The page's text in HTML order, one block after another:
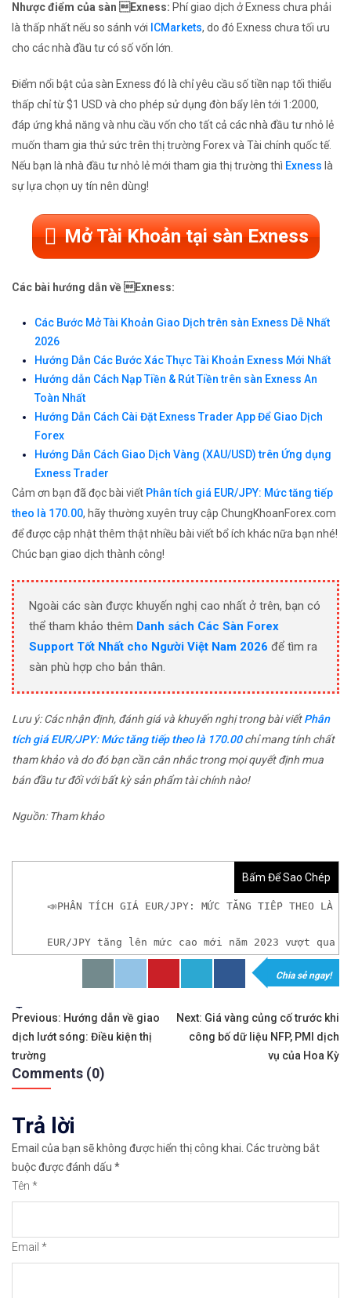
Nhược điểm của sàn Exness: Phí giao dịch ở Exness chưa phải
là thấp nhất nếu so sánh với ICMarkets, do đó Exness chưa tối ưu
cho các nhà đầu tư có số vốn lớn.
Điểm nổi bật của sàn Exness đó là chỉ yêu cầu số tiền nạp tối thiểu
thấp chỉ từ $1 USD và cho phép sử dụng đòn bẩy lên tới 1:2000,
đáp ứng khả năng và nhu cầu vốn cho tất cả các nhà đầu tư nhỏ lẻ
muốn tham gia thử sức trên thị trường Forex và Tài chính quốc tế.
Nếu bạn là nhà đầu tư nhỏ lẻ mới tham gia thị trường thì Exness là
sự lựa chọn uy tín nên dùng!
Mở Tài Khoản tại sàn Exness
Các bài hướng dẫn về Exness:
Các Bước Mở Tài Khoản Giao Dịch trên sàn Exness Dễ Nhất
2026
Hướng Dẫn Các Bước Xác Thực Tài Khoản Exness Mới Nhất
Hướng dẫn Cách Nạp Tiền & Rút Tiền trên sàn Exness An
Toàn Nhất
Hướng Dẫn Cách Cài Đặt Exness Trader App Để Giao Dịch
Forex
Hướng Dẫn Cách Giao Dịch Vàng (XAU/USD) trên Ứng dụng
Exness Trader
Cảm ơn bạn đã đọc bài viết Phân tích giá EUR/JPY: Mức tăng tiếp
theo là 170.00, hãy thường xuyên truy cập ChungKhoanForex.com
để được cập nhật thêm thật nhiều bài viết bổ ích khác nữa bạn nhé!
Chúc bạn giao dịch thành công!
Ngoài các sàn được khuyến nghị cao nhất ở trên, bạn có
thể tham khảo thêm Danh sách Các Sàn Forex
Support Tốt Nhất cho Người Việt Nam 2026 để tìm ra
sàn phù hợp cho bản thân.
Lưu ý: Các nhận định, đánh giá và khuyến nghị trong bài viếtPhân
tích giá EUR/JPY: Mức tăng tiếp theo là 170.00chỉ mang tính chất
tham khảo và do đó bạn cần cân nhắc trong mọi quyết định mua
bán đầu tư đối với bất kỳ sản phẩm tài chính nào!
Nguồn: Tham khảo
Bấm Để Sao Chép
📣PHÂN TÍCH GIÁ EUR/JPY: MỨC TĂNG TIẾP THEO LÀ
EUR/JPY tăng lên mức cao mới năm 2023 vượt
𝘟𝘦𝘮 𝘤𝘩𝘪 𝘵𝘪ế𝘵: https://chungkhoanforex.com/
✨🏆𝐗𝐨á 𝐛ỏ 𝐥𝐨 𝐥ắ𝐧𝐠 𝐤𝐡𝐢 𝐭𝐡𝐚𝐦 𝐠𝐢𝐚 𝐭𝐡ị 𝐭𝐫ườ𝐧𝐠 𝐭à𝐢 𝐜𝐡í𝐧𝐡
✅𝘔ở 𝘵à𝘪 𝘬𝘩𝘰ả𝘯 𝘵𝘳ê𝘯 𝘴à𝘯 𝘌𝘹𝘯𝘦𝘴𝘴 𝘜𝘺 𝘛í𝘯 𝘷à 𝘱𝘩ù
✅𝘔ở 𝘵à𝘪 𝘬𝘩𝘰ả𝘯 𝘵𝘳ê𝘯 𝘴à𝘯 𝘐𝘊𝘔𝘢𝘳𝘬𝘦𝘵𝘴 𝘯ổ𝘪 𝘵𝘪ế𝘯𝘨
✅𝘔ở 𝘵à𝘪 𝘬𝘩𝘰ả𝘯 𝘵𝘳ê𝘯 𝘴à𝘯 𝘉𝘪𝘯𝘢𝘯𝘤𝘦 𝘯ổ𝘪 𝘵𝘪ế𝘯𝘨 𝘯𝘩ấ𝘵
🔗https://chungkhoanforex.com/phan-tich-gia-
Chia sẻ ngay!
Tags:
Điều
hướng
bài
viết
Previous: Hướng dẫn về giao
dịch lướt sóng: Điều kiện thị
trường
Next: Giá vàng củng cố trước khi
công bố dữ liệu NFP, PMI dịch
vụ của Hoa Kỳ
Comments (0)
Trả lời
Email của bạn sẽ không được hiển thị công khai. Các trường bắt
buộc được đánh dấu *
Tên *
Email *